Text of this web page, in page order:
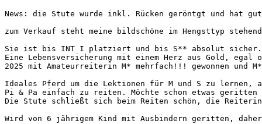
News: die Stute wurde inkl. Rücken geröntgt und hat
zum Verkauf steht meine bildschöne im Hengsttyp
Sie ist bis INT I platziert und bis S** absolut sicher.
Eine Lebensversicherung mit einem Herz aus Gold,
2025 mit Amateurreiterin M* mehrfach!!! gewonnen und
Ideales Pferd um die Lektionen für M und S zu
Pi & Pa einfach zu reiten. Möchte schon etwas
Die Stute schließt sich beim Reiten schön, die
Wird von 6 jährigem Kind mit Ausbindern geritten,